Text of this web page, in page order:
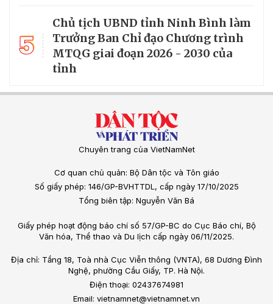
5
Chủ tịch UBND tỉnh Ninh Bình làm
Trưởng Ban Chỉ đạo Chương trình
MTQG giai đoạn 2026 - 2030 của
tỉnh
Chuyên trang của VietNamNet
Cơ quan chủ quản: Bộ Dân tộc và Tôn giáo
Số giấy phép: 146/GP-BVHTTDL, cấp ngày 17/10/2025
Tổng biên tập: Nguyễn Văn Bá
Giấy phép hoạt động báo chí số 57/GP-BC do Cục Báo chí, Bộ
Văn hóa, Thể thao và Du lịch cấp ngày 06/11/2025.
Địa chỉ: Tầng 18, Toà nhà Cục Viễn thông (VNTA), 68 Dương Đình
Nghệ, phường Cầu Giấy, TP. Hà Nội.
Điện thoại: 02437674981
Email: vietnamnet@vietnamnet.vn